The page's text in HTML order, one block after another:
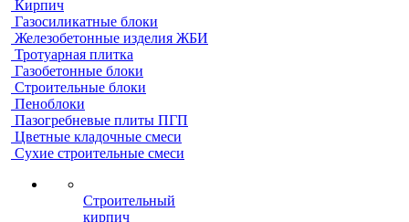
Кирпич
Газосиликатные блоки
Железобетонные изделия ЖБИ
Тротуарная плитка
Газобетонные блоки
Строительные блоки
Пеноблоки
Пазогребневые плиты ПГП
Цветные кладочные смеси
Сухие строительные смеси
Строительный
кирпич